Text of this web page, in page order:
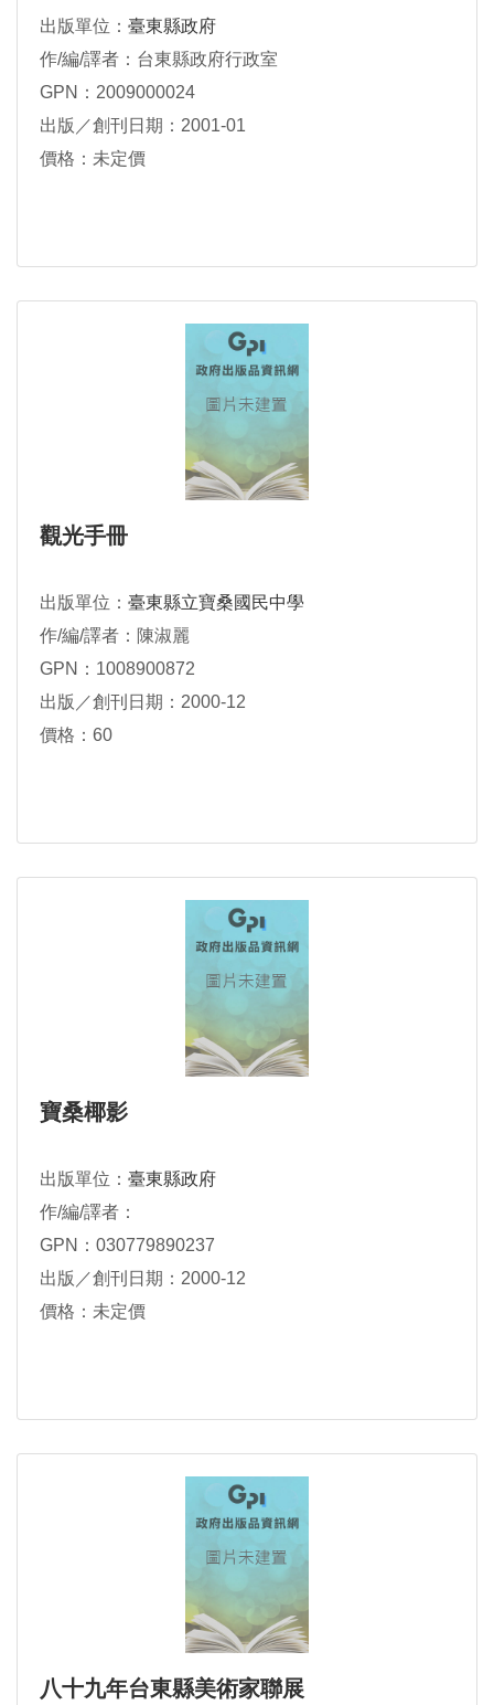
出版單位： 臺東縣政府
作/編/譯者：台東縣政府行政室
GPN：2009000024
出版／創刊日期：2001-01
價格：未定價
觀光手冊
出版單位： 臺東縣立寶桑國民中學
作/編/譯者：陳淑麗
GPN：1008900872
出版／創刊日期：2000-12
價格：60
寶桑椰影
出版單位： 臺東縣政府
作/編/譯者：
GPN：030779890237
出版／創刊日期：2000-12
價格：未定價
八十九年台東縣美術家聯展